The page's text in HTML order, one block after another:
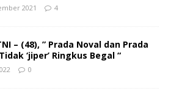
2021 4
– (48), ” Prada Noval dan Prada
‘jiper’ Ringkus Begal “
0